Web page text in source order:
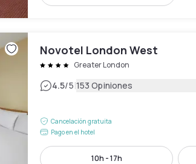
Novotel London West
Greater London
4.5/5|153 Opiniones
Cancelación gratuita
Pago en el hotel
10h - 17h